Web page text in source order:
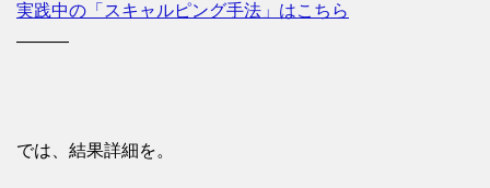
実践中の「スキャルピング手法」はこちら
———
では、結果詳細を。